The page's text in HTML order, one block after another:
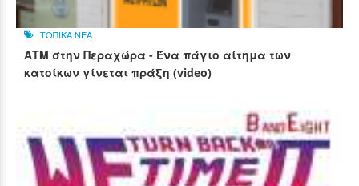
ΤΟΠΙΚΑ ΝΕΑ
ΑΤΜ στην Περαχώρα - Ένα πάγιο αίτημα των
κατοίκων γίνεται πράξη (video)